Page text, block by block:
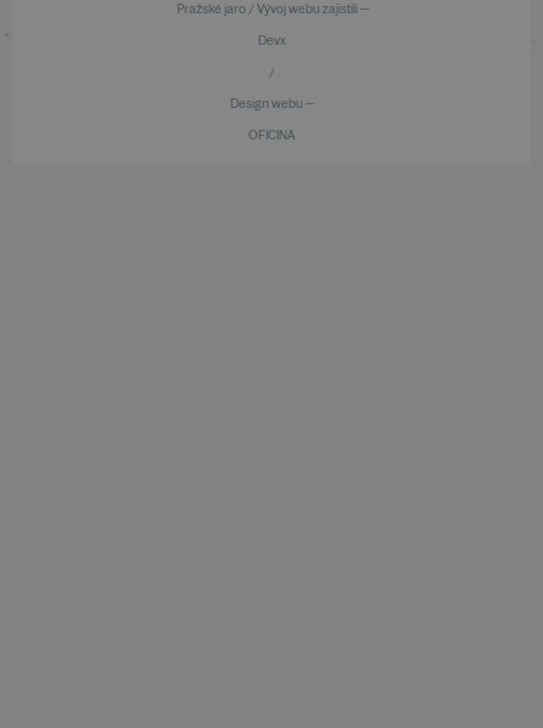
Pražské jaro / Vývoj webu zajistili —
Devx
/
Design webu —
OFICINA